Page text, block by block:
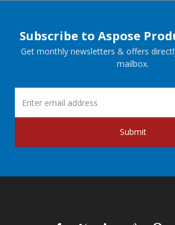
Subscribe to Aspose
Get monthly newsletters & offers
mailbox.
Submit